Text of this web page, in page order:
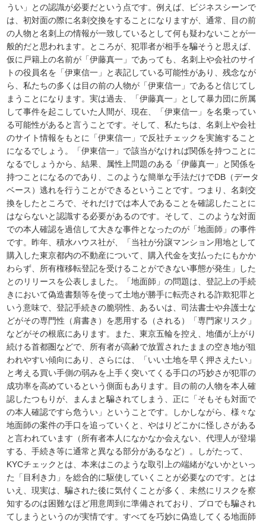
うい」との認識が必要だという点です。例えば、ビジネスシーンで
は、初対面の際に名刺交換をすることになりますが、通常、目の前
の人物と名刺上の情報が一致しているとして何も疑わないことが一
般的だと思われます。ところが、犯罪者が相手を騙そうと思えば、
仮に戸籍上の名前が「伊藤真一」であっても、名刺上や会社のサイ
トの役員名を「伊東信一」と表記している可能性があり、残念なが
ら、私たちの多くは目の前の人物が「伊東信一」であると信じてし
まうことになります。実は過去、「伊藤真一」として暴力団に所属
して事件を起こしていた人間が、現在、「伊東信一」を名乗ってい
る可能性があると言うことです。そして、私たちは、名刺上や会社
のサイト情報をもとに「伊東信一」で反社チェックを実施すること
になるでしょう。「伊東信一」で該当がなければ関係を持つことに
なるでしょうから、結果、属性上問題のある「伊藤真一」と関係を
持つことになるのであり、このような簡単な手法だけでDB（データ
ベース）逃れを行うことができるということです。つまり、名刺交
換をしたところで、それだけでは本人であることを確認したことに
はならないと認識する必要があるのです。そして、このような対面
での本人確認を過信して大きな事件となったのが「地面師」の事件
です。昨年、積水ハウス社が、「当社が分譲マンション用地として
購入した東京都内の不動産について、購入代金を支払ったにもかか
わらず、所有権移転登記を受けることができない事態が発生」した
とのリリースを公表しました。「地面師」の問題は、登記上の手続
きにおいて偽造書類等を使って土地が勝手に転売される詐欺犯罪と
いう意味で、登記手続きの脆弱性、あるいは、司法書士や弁護士な
どがその専門性（肩書き）を悪用する（される）「専門家リスク」
などがその根底にあります。また、東京五輪を控え、地価が上がり
続ける首都圏などで、所有者が高齢で放置されたままの空き地が狙
われやすい傾向にあり、さらには、「いい土地を早く押さえたい」
と考える買い手側の弱みを上手く突いてくる手口の巧妙さが犯罪の
成功率を高めているという側面もあります。目の前の人物を本人確
認したつもりが、まんまと騙されてしまう、正に「そもそも対面で
の本人確認ですら危うい」ということです。しかしながら、様々な
地面師の案件の手口を追っていくと、やはりどこかに怪しさがある
と言われています（所有者本人になかなか会えない、代理人が登場
する、手続き等に通常と異なる部分があるなど）。しがたって、
KYCチェックとは、本来はこのような取引上の端緒がないかといっ
た「目利き力」を総合的に駆使していくことが必要なのです。とは
いえ、現実は、騙された後に気付くことが多く、未然にリスクを察
知するのは困難なほど用意周到に準備されており、プロでも騙され
てしまうというのが実情です。すべてを巧妙に偽造してくる地面師